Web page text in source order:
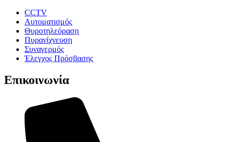
CCTV
Αυτοματισμός
Θυροτηλεόραση
Πυρανίχνευση
Συναγερμός
Έλεγχος Πρόσβασης
Επικοινωνία